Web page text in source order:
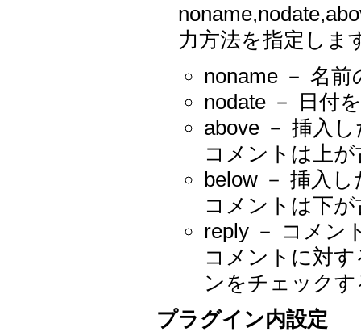
力方法を指定しま
noname － 名
nodate － 日付
above － 挿入
コメントは上
below － 挿入
コメントは下
reply － コメン
コメントに対
ンをチェック
プラグイン内設定